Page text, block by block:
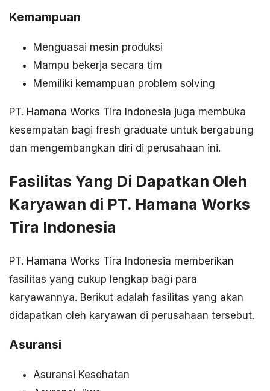
Kemampuan
Menguasai mesin produksi
Mampu bekerja secara tim
Memiliki kemampuan problem solving
PT. Hamana Works Tira Indonesia juga membuka
kesempatan bagi fresh graduate untuk bergabung
dan mengembangkan diri di perusahaan ini.
Fasilitas Yang Di Dapatkan Oleh
Karyawan di PT. Hamana Works
Tira Indonesia
PT. Hamana Works Tira Indonesia memberikan
fasilitas yang cukup lengkap bagi para
karyawannya. Berikut adalah fasilitas yang akan
didapatkan oleh karyawan di perusahaan tersebut.
Asuransi
Asuransi Kesehatan